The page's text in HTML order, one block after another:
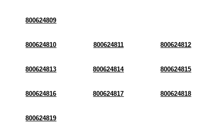
800624809
800624810 800624811 800624812
800624813 800624814 800624815
800624816 800624817 800624818
800624819